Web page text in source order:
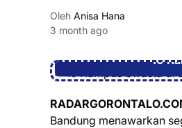
Oleh Anisa Hana
3 month ago
10
Bandung menawarkan